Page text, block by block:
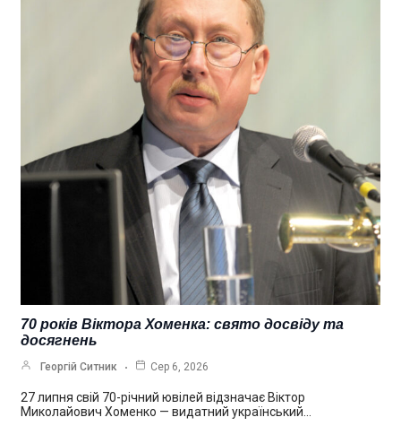
70 років Віктора Хоменка: свято досвіду та
досягнень
Георгій Ситник Сер 6, 2026
27 липня свій 70-річний ювілей відзначає Віктор
Миколайович Хоменко — видатний український…